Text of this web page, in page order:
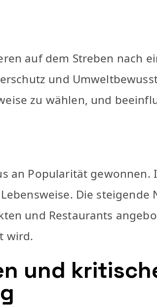
auf dem Streben nach
und
zu wählen, und
an Popularität
Die
und Restaurants
wird.
und